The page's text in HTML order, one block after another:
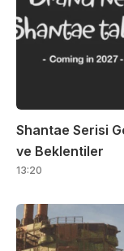
Shantae Serisi
ve Beklentiler
13:20